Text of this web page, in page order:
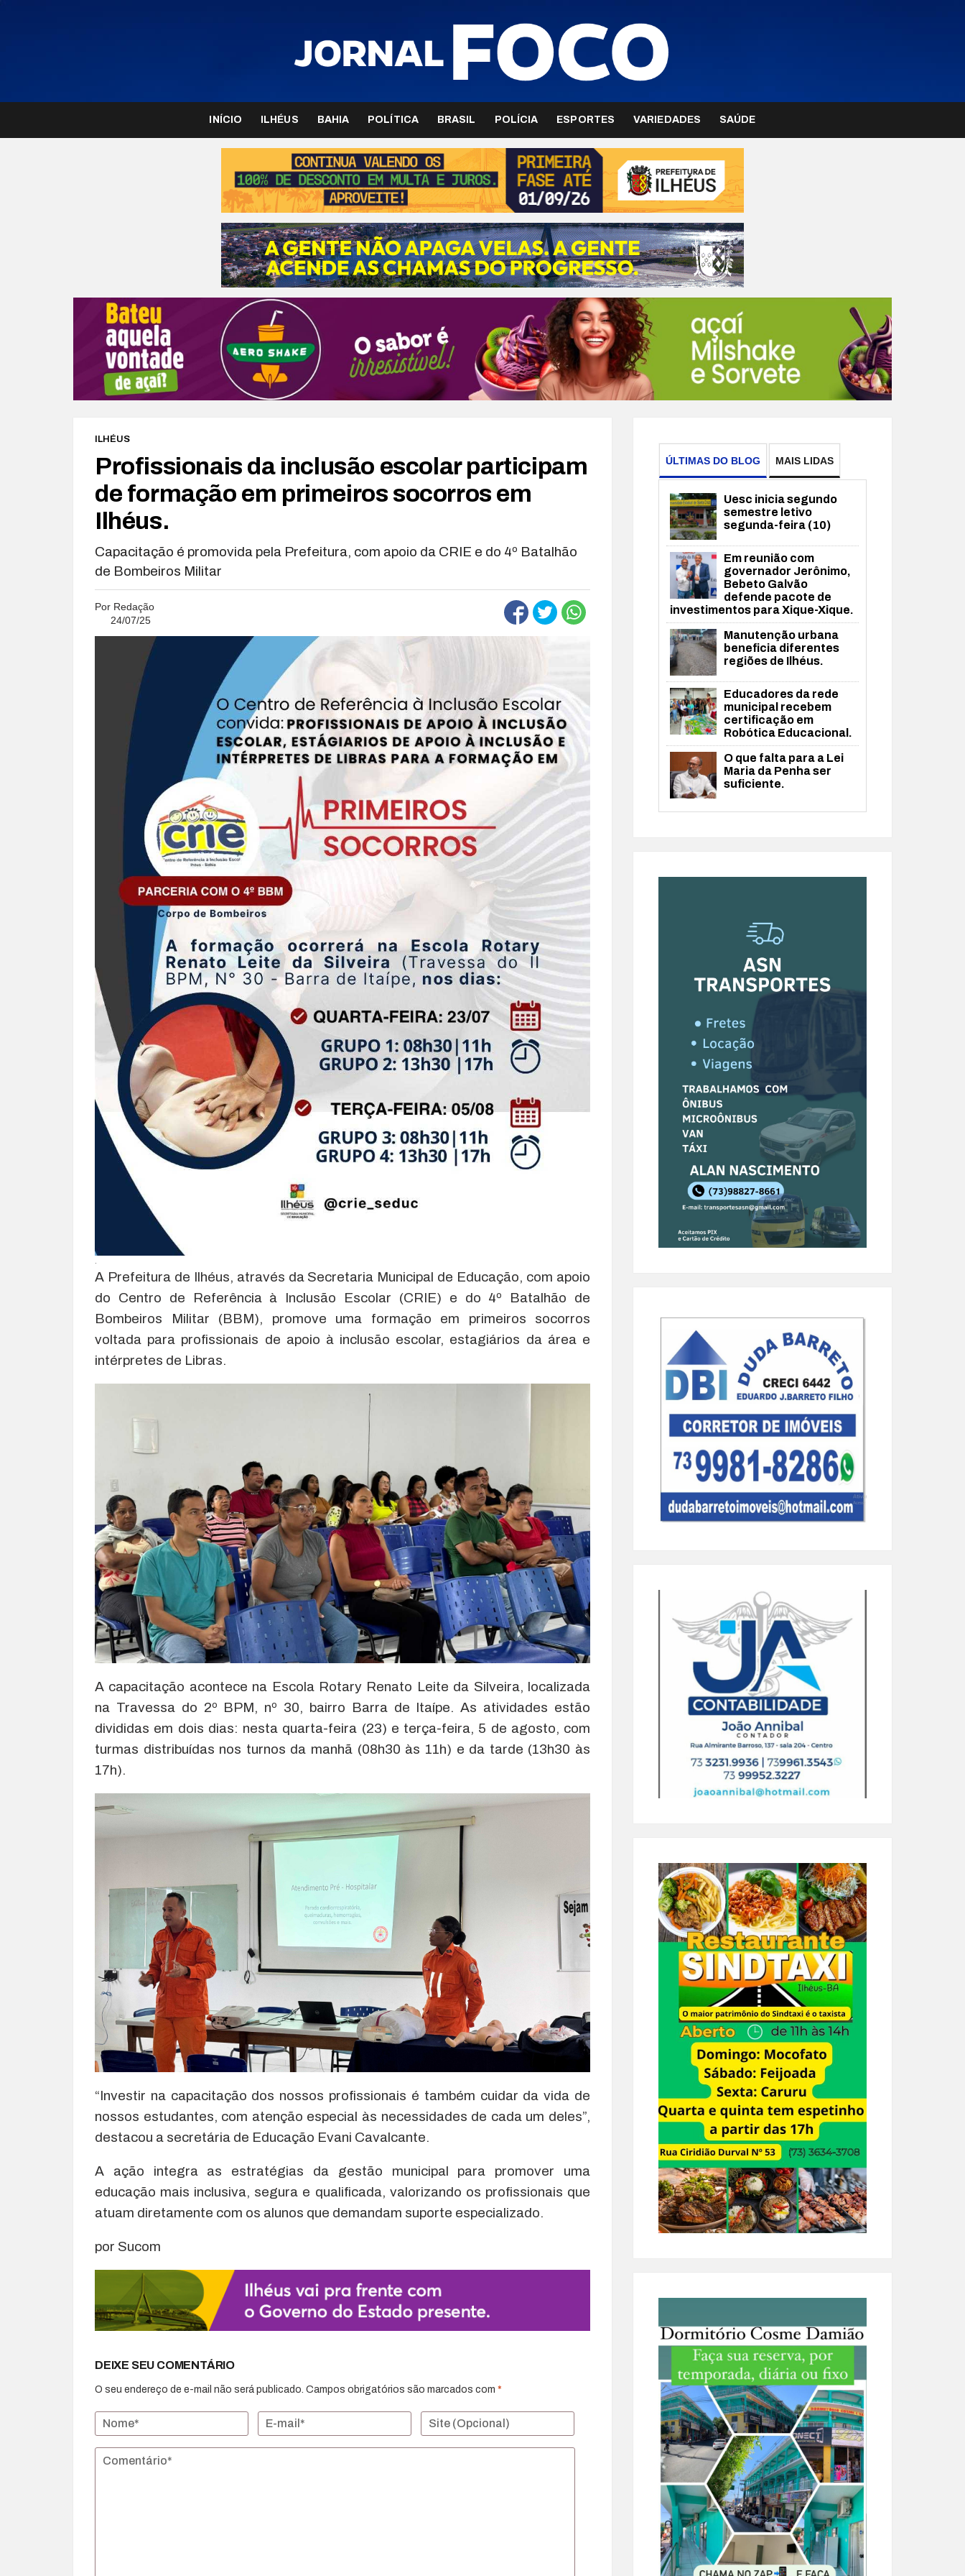
INÍCIO ILHÉUS BAHIA POLÍTICA BRASIL POLÍCIA ESPORTES VARIEDADES SAÚDE
ILHÉUS
Profissionais da inclusão escolar participam
de formação em primeiros socorros em
Ilhéus.
Capacitação é promovida pela Prefeitura, com apoio da CRIE e do 4º Batalhão
de Bombeiros Militar
Por Redação
24/07/25
.
A Prefeitura de Ilhéus, através da Secretaria Municipal de Educação, com apoio
do Centro de Referência à Inclusão Escolar (CRIE) e do 4º Batalhão de
Bombeiros Militar (BBM), promove uma formação em primeiros socorros
voltada para profissionais de apoio à inclusão escolar, estagiários da área e
intérpretes de Libras.
A capacitação acontece na Escola Rotary Renato Leite da Silveira, localizada
na Travessa do 2º BPM, nº 30, bairro Barra de Itaípe. As atividades estão
divididas em dois dias: nesta quarta-feira (23) e terça-feira, 5 de agosto, com
turmas distribuídas nos turnos da manhã (08h30 às 11h) e da tarde (13h30 às
17h).
“Investir na capacitação dos nossos profissionais é também cuidar da vida de
nossos estudantes, com atenção especial às necessidades de cada um deles”,
destacou a secretária de Educação Evani Cavalcante.
A ação integra as estratégias da gestão municipal para promover uma
educação mais inclusiva, segura e qualificada, valorizando os profissionais que
atuam diretamente com os alunos que demandam suporte especializado.
por Sucom
DEIXE SEU COMENTÁRIO
O seu endereço de e-mail não será publicado. Campos obrigatórios são marcados com *
ÚLTIMAS DO BLOG MAIS LIDAS
Uesc inicia segundo
semestre letivo
segunda-feira (10)
Em reunião com
governador Jerônimo,
Bebeto Galvão
defende pacote de
investimentos para Xique-Xique.
Manutenção urbana
beneficia diferentes
regiões de Ilhéus.
Educadores da rede
municipal recebem
certificação em
Robótica Educacional.
O que falta para a Lei
Maria da Penha ser
suficiente.